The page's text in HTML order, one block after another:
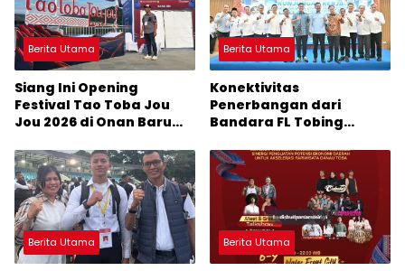
Berita Utama
Siang Ini Opening
Festival Tao Toba Jou
Jou 2026 di Onan Baru
Dihibur Marsada Band
Berita Utama
Konektivitas
Penerbangan dari
Bandara FL Tobing
Jadi Perhatian Anggota
DPR RI Muhammad Lokot
Nasution
Berita Utama Berita Utama